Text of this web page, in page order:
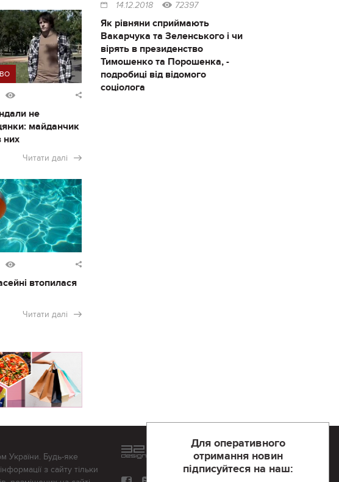
не
майданчик
них
Читати далі
втопилася
Читати далі
14.12.2018 72397
Як рівняни сприймають
Вакарчука та Зеленського і чи
вірять в президенство
Тимошенко та Порошенка, -
подробиці від відомого
соціолога
Для оперативного
отримання новин
підписуйтеся на наш:
України. Будь-яке
з сайту тільки
Розроблений та підтримується
компанії 32х32